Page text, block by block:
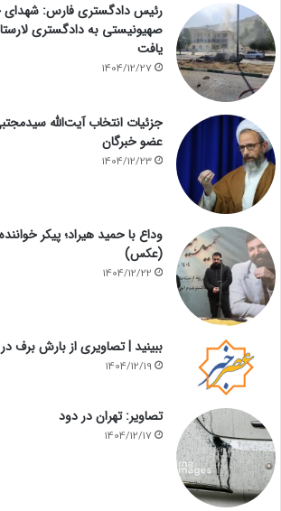
رئیس دادگستری فارس: شهدای
یافت
1404/12/27
جزئیات انتخاب آیت‌الله
عضو خبرگان
1404/12/23
وداع با حمید هیراد؛ پیکر
(عکس)
1404/12/22
ببینید | تصاویری از بارش برف
1404/12/19
تصاویر: تهران در دود
1404/12/17